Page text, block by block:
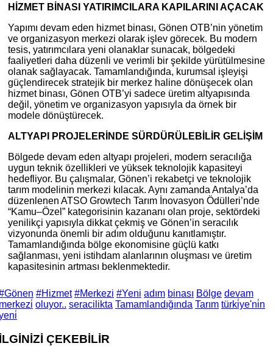
HİZMET BİNASI YATIRIMCILARA KAPILARINI AÇACAK
Yapımı devam eden hizmet binası, Gönen OTB’nin yönetim
ve organizasyon merkezi olarak işlev görecek. Bu modern
tesis, yatırımcılara yeni olanaklar sunacak, bölgedeki
faaliyetleri daha düzenli ve verimli bir şekilde yürütülmesine
olanak sağlayacak. Tamamlandığında, kurumsal işleyişi
güçlendirecek stratejik bir merkez haline dönüşecek olan
hizmet binası, Gönen OTB’yi sadece üretim altyapısında
değil, yönetim ve organizasyon yapısıyla da örnek bir
modele dönüştürecek.
ALTYAPI PROJELERİNDE SÜRDÜRÜLEBİLİR GELİŞİM
Bölgede devam eden altyapı projeleri, modern seracılığa
uygun teknik özellikleri ve yüksek teknolojik kapasiteyi
hedefliyor. Bu çalışmalar, Gönen’i rekabetçi ve teknolojik
tarım modelinin merkezi kılacak. Aynı zamanda Antalya’da
düzenlenen ATSO Growtech Tarım İnovasyon Ödülleri’nde
“Kamu–Özel” kategorisinin kazananı olan proje, sektördeki
yenilikçi yapısıyla dikkat çekmiş ve Gönen’in seracılık
vizyonunda önemli bir adım olduğunu kanıtlamıştır.
Tamamlandığında bölge ekonomisine güçlü katkı
sağlanması, yeni istihdam alanlarının oluşması ve üretim
kapasitesinin artması beklenmektedir.
#Hizmet #Merkezi #Yeni adım binası Bölge devam
oluyor.. seracilikta Tamamlandığında Tarım türki̇ye'ni̇n
ÇEKEBİLİR